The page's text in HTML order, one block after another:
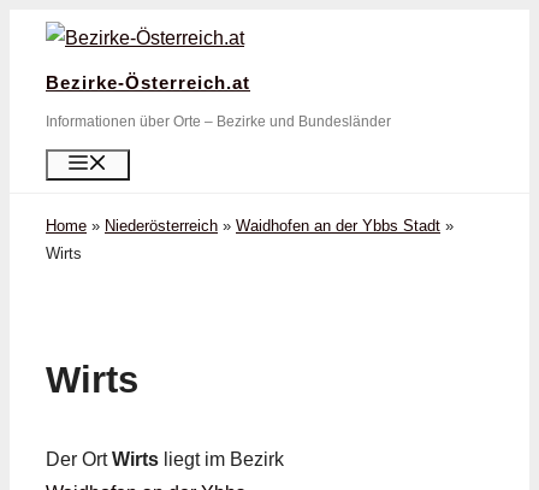
Zum
springen
Bezirke-Österreich.at
Informationen über Orte – Bezirke und Bundesländer
Home » Niederösterreich » Waidhofen an der Ybbs Stadt »
Wirts
Wirts
Der OrtWirts liegt im Bezirk